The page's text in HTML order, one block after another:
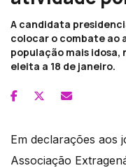
A candidata
colocar o combate ao
população mais
eleita a 18 de janeiro.
Em declarações aos
Associação